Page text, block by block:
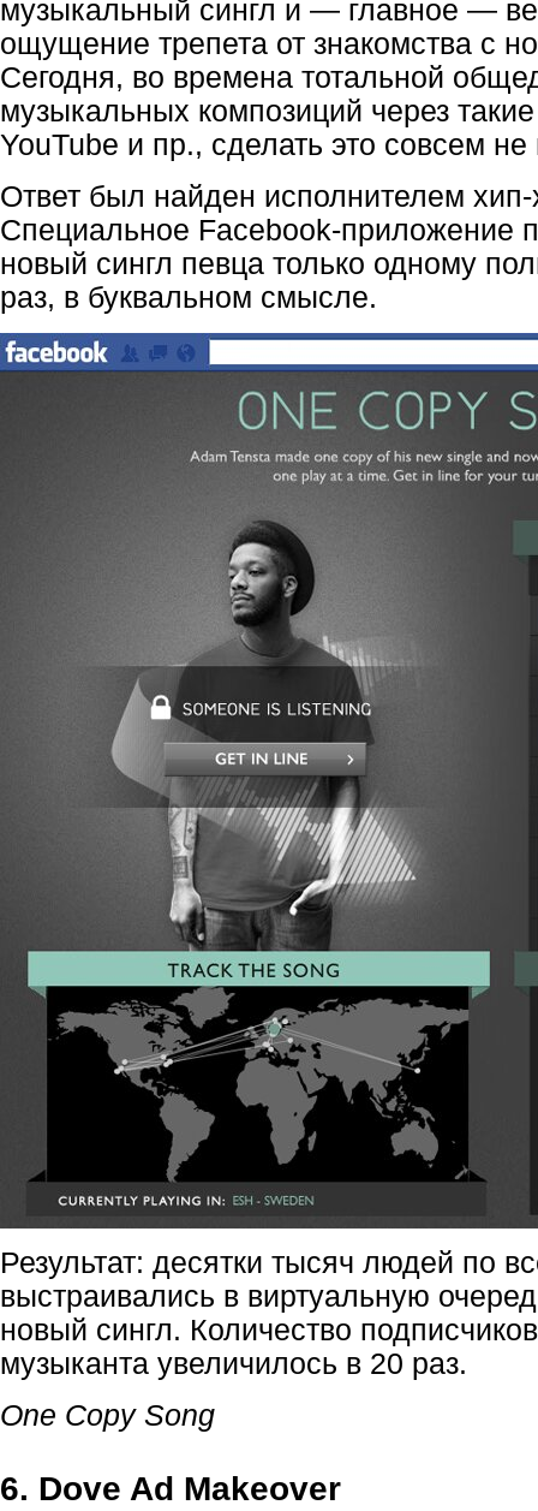
музыкальный сингл и — главное —
ощущение трепета от знакомства с
Сегодня, во времена тотальной
музыкальных композиций через
YouTube и пр., сделать это совсем не
Ответ был найден исполнителем
Специальное Facebook-приложение
новый сингл певца только одному
раз, в буквальном смысле.
Результат: десятки тысяч людей по
выстраивались в виртуальную
новый сингл. Количество
музыканта увеличилось в 20 раз.
One Copy Song
6. Dove Ad Makeover